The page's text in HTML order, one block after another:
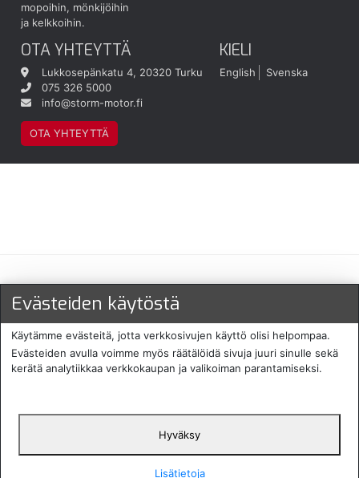
mopoihin, mönkijöihin
ja kelkkoihin.
OTA YHTEYTTÄ
Lukkosepänkatu 4, 20320 Turku
075 326 5000
info@storm-motor.fi
OTA YHTEYTTÄ
KIELI
English Svenska
Maksu- ja toimitustavat
Protecomp
Copyright 2024. All rights
English
Evästeiden käytöstä
Käytämme evästeitä, jotta verkkosivujen käyttö olisi helpompaa.
Evästeiden avulla voimme myös räätälöidä sivuja juuri sinulle sekä
kerätä analytiikkaa verkkokaupan ja valikoiman parantamiseksi.
Hyväksy
Lisätietoja